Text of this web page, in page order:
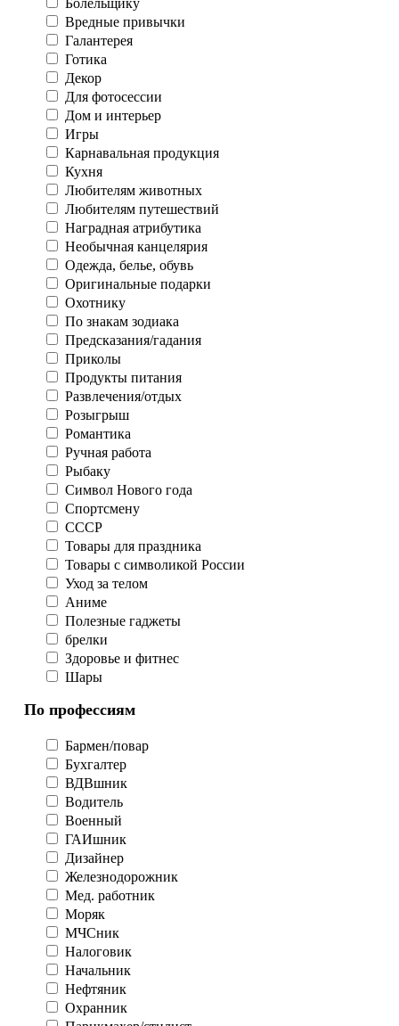
Болельщику
Вредные привычки
Галантерея
Готика
Декор
Для фотосессии
Дом и интерьер
Игры
Карнавальная продукция
Кухня
Любителям животных
Любителям путешествий
Наградная атрибутика
Необычная канцелярия
Одежда, белье, обувь
Оригинальные подарки
Охотнику
По знакам зодиака
Предсказания/гадания
Приколы
Продукты питания
Развлечения/отдых
Розыгрыш
Романтика
Ручная работа
Рыбаку
Символ Нового года
Спортсмену
СССР
Товары для праздника
Товары с символикой России
Уход за телом
Аниме
Полезные гаджеты
брелки
Здоровье и фитнес
Шары
По профессиям
Бармен/повар
Бухгалтер
ВДВшник
Водитель
Военный
ГАИшник
Дизайнер
Железнодорожник
Мед. работник
Моряк
МЧСник
Налоговик
Начальник
Нефтяник
Охранник